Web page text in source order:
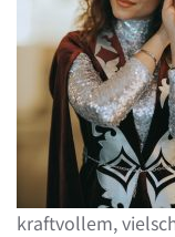
kraftvollem,